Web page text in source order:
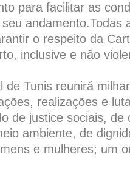
para facilitar as
andamento.Todas
o respeito da
inclusive e não
de Tunis reunirá
realizações e
de justice sociais, de
ambiente, de
e mulheres; um